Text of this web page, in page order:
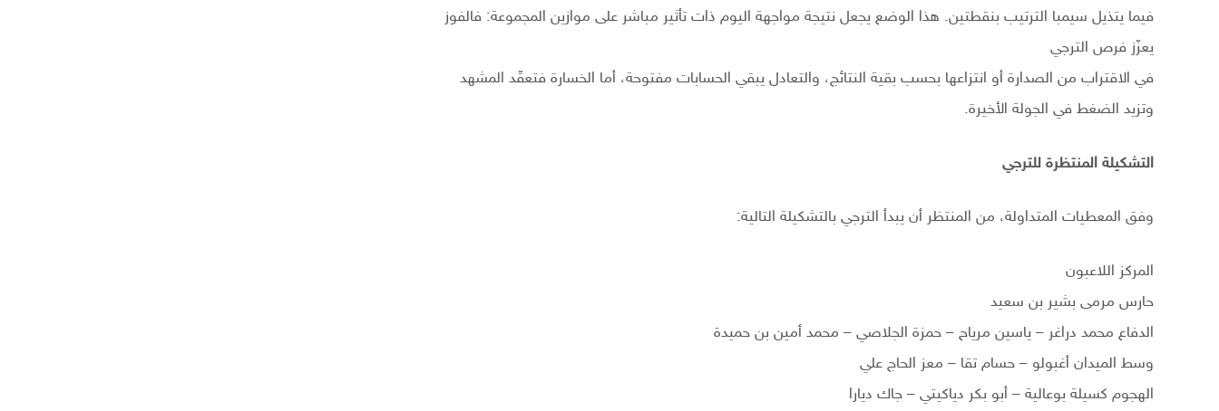
فيما يتذيل سيمبا الترتيب بنقطتين. هذا الوضع يجعل نتيجة مواجهة اليوم ذات تأثير مباشر على موازين المجموعة: فالفوز
يعزّز فرص الترجي
في الاقتراب من الصدارة أو انتزاعها بحسب بقية النتائج، والتعادل يبقي الحسابات مفتوحة، أما الخسارة فتعقّد المشهد
وتزيد الضغط في الجولة الأخيرة.
التشكيلة المنتظرة للترجي
وفق المعطيات المتداولة، من المنتظر أن يبدأ الترجي بالتشكيلة التالية:
المركز اللاعبون
حارس مرمى بشير بن سعيد
الدفاع محمد دراغر – ياسين مرياح – حمزة الجلاصي – محمد أمين بن حميدة
وسط الميدان أغبولو – حسام تقا – معز الحاج علي
الهجوم كسيلة بوعالية – أبو بكر دياكيتي – جاك ديارا